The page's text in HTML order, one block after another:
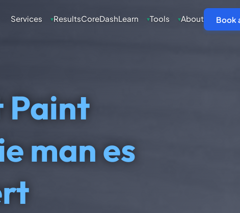
Services ▾ResultsCoreDashLearn ▾Tools ▾About Book
Paint
man es